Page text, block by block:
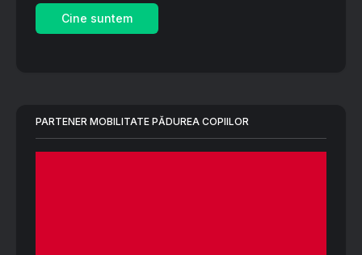
Cine suntem
PARTENER MOBILITATE PĂDUREA COPIILOR